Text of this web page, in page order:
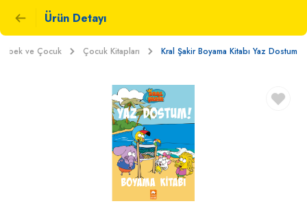
Ürün Detayı
ve Çocuk Çocuk Kitapları Kral Şakir Boyama Kitabı Yaz Dostum